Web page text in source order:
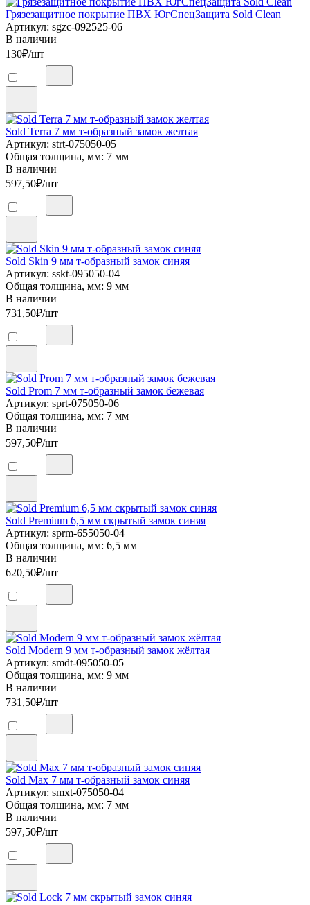
Грязезащитное покрытие ПВХ ЮгСпецЗащита Sold Clean
Артикул: sgzc-092525-06
В наличии
130₽/шт
Sold Terra 7 мм т-образный замок желтая
Артикул: strt-075050-05
Общая толщина, мм: 7 мм
В наличии
597,50₽/шт
Sold Skin 9 мм т-образный замок синяя
Артикул: sskt-095050-04
Общая толщина, мм: 9 мм
В наличии
731,50₽/шт
Sold Prom 7 мм т-образный замок бежевая
Артикул: sprt-075050-06
Общая толщина, мм: 7 мм
В наличии
597,50₽/шт
Sold Premium 6,5 мм скрытый замок синяя
Артикул: sprm-655050-04
Общая толщина, мм: 6,5 мм
В наличии
620,50₽/шт
Sold Modern 9 мм т-образный замок жёлтая
Артикул: smdt-095050-05
Общая толщина, мм: 9 мм
В наличии
731,50₽/шт
Sold Max 7 мм т-образный замок синяя
Артикул: smxt-075050-04
Общая толщина, мм: 7 мм
В наличии
597,50₽/шт